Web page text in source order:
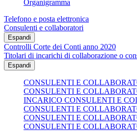
Organigramma
Telefono e posta elettronica
Consulenti e collaboratori
Espandi
Controlli Corte dei Conti anno 2020
Titolari di incarichi di collaborazione o
Espandi
CONSULENTI E
CONSULENTI E
INCARICO CONSULENTI E
CONSULENTI E
CONSULENTI E
CONSULENTI E